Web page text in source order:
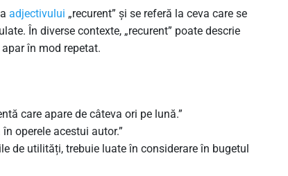
adjectivului „recurent” și se referă la ceva care se
În diverse contexte, „recurent” poate descrie
în mod repetat.
care apare de câteva ori pe lună.”
operele acestui autor.”
de utilități, trebuie luate în considerare în bugetul